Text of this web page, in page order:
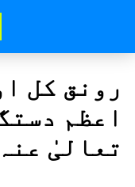
رونق کل
اعظم
تعالیٰ عنہ